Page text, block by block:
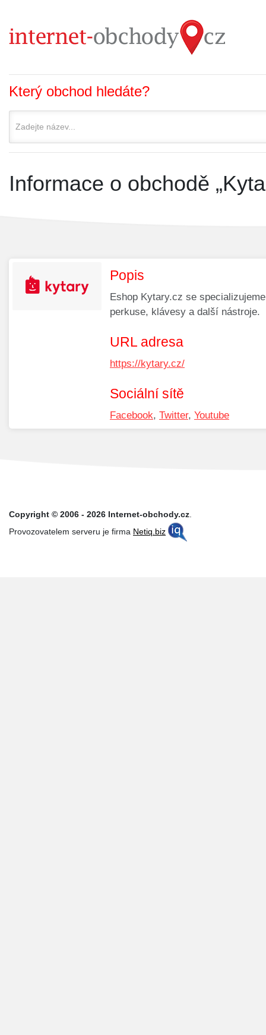
Který obchod hledáte?
Informace o obchodě
Popis
Eshop Kytary.cz se
perkuse, klávesy a další nástroje.
URL adresa
https://kytary.cz/
Sociální sítě
Facebook, Twitter, Youtube
Copyright © 2006 - 2026 Internet-obchody.cz.
Provozovatelem serveru je firma Netiq.biz